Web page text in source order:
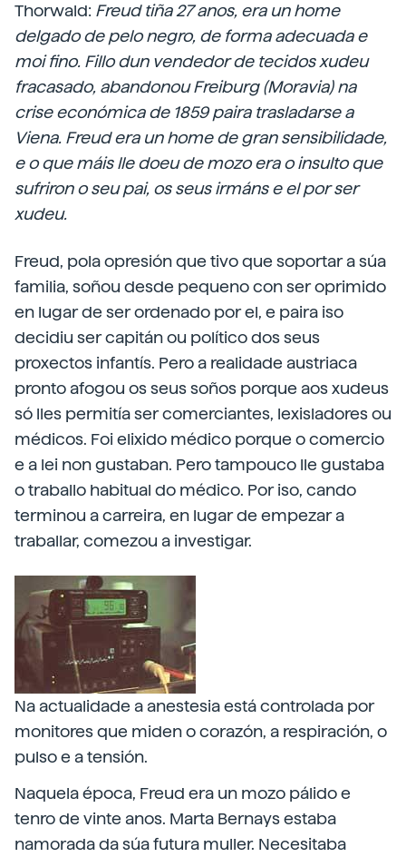
Thorwald: Freud tiña 27 anos, era un home
delgado de pelo negro, de forma adecuada e
moi fino. Fillo dun vendedor de tecidos xudeu
fracasado, abandonou Freiburg (Moravia) na
crise económica de 1859 paira trasladarse a
Viena. Freud era un home de gran sensibilidade,
e o que máis lle doeu de mozo era o insulto que
sufriron o seu pai, os seus irmáns e el por ser
xudeu.
Freud, pola opresión que tivo que soportar a súa
familia, soñou desde pequeno con ser oprimido
en lugar de ser ordenado por el, e paira iso
decidiu ser capitán ou político dos seus
proxectos infantís. Pero a realidade austriaca
pronto afogou os seus soños porque aos xudeus
só lles permitía ser comerciantes, lexisladores ou
médicos. Foi elixido médico porque o comercio
e a lei non gustaban. Pero tampouco lle gustaba
o traballo habitual do médico. Por iso, cando
terminou a carreira, en lugar de empezar a
traballar, comezou a investigar.
Na actualidade a anestesia está controlada por
monitores que miden o corazón, a respiración, o
pulso e a tensión.
Naquela época, Freud era un mozo pálido e
tenro de vinte anos. Marta Bernays estaba
namorada da súa futura muller. Necesitaba